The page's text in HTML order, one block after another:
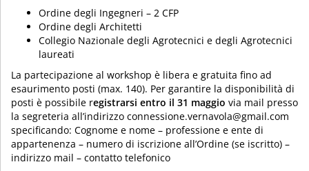
Ordine degli Ingegneri – 2 CFP
Ordine degli Architetti
Collegio Nazionale degli Agrotecnici e degli Agrotecnici
laureati
La partecipazione al workshop è libera e gratuita fino ad
esaurimento posti (max. 140). Per garantire la disponibilità di
posti è possibile registrarsi entro il 31 maggio via mail presso
la segreteria all’indirizzo connessione.vernavola@gmail.com
specificando: Cognome e nome – professione e ente di
appartenenza – numero di iscrizione all’Ordine (se iscritto) –
indirizzo mail – contatto telefonico